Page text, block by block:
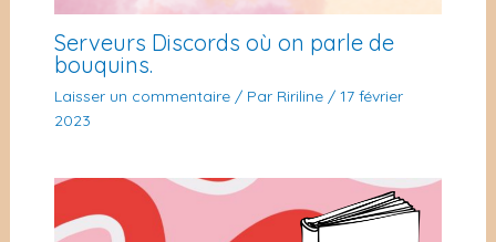
Serveurs Discords où on parle de
bouquins.
Laisser un commentaire / Par Ririline / 17 février
2023